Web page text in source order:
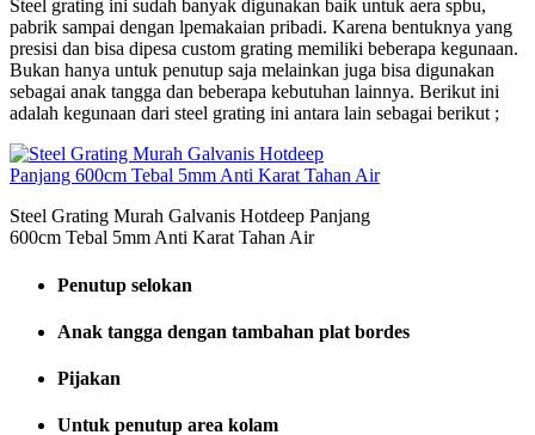
Steel grating ini sudah banyak digunakan baik untuk aera spbu,
pabrik sampai dengan lpemakaian pribadi. Karena bentuknya yang
presisi dan bisa dipesa custom grating memiliki beberapa kegunaan.
Bukan hanya untuk penutup saja melainkan juga bisa digunakan
sebagai anak tangga dan beberapa kebutuhan lainnya. Berikut ini
adalah kegunaan dari steel grating ini antara lain sebagai berikut ;
Steel Grating Murah Galvanis Hotdeep Panjang
600cm Tebal 5mm Anti Karat Tahan Air
Penutup selokan
Anak tangga dengan tambahan plat bordes
Pijakan
Untuk penutup area kolam